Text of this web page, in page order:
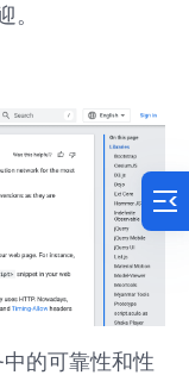
。
的可靠性和性